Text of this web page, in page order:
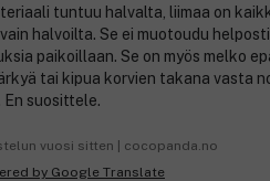
tuntuu halvalta, liimaa on
halvoilta. Se ei muotoudu
paikoillaan. Se on myös melko
tai kipua korvien takana vasta
suosittele.
vuosi sitten | cocopanda.no